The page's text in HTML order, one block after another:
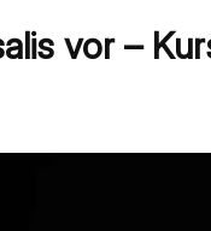
vor –